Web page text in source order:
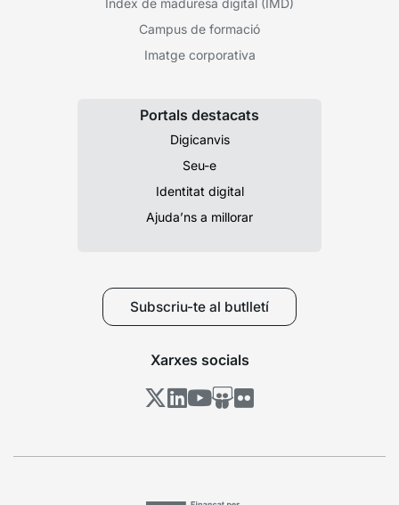
Índex de maduresa digital (IMD)
Campus de formació
Imatge corporativa
Portals destacats
Digicanvis
Seu-e
Identitat digital
Ajuda’ns a millorar
Subscriu-te al butlletí
Xarxes socials